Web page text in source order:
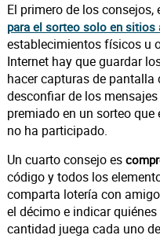
El primero de los consejos,
para el sorteo solo en sitios
establecimientos físicos u
Internet hay que guardar
hacer capturas de pantalla
desconfiar de los
premiado en un sorteo
no ha participado.
Un cuarto consejo es
código y todos los
comparta lotería con
el décimo e indicar
cantidad juega cada uno